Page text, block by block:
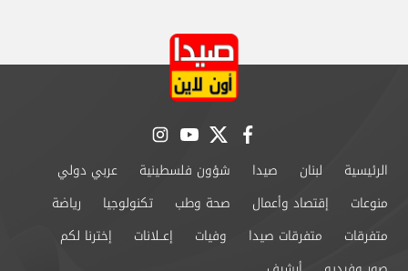
facebook
twitter
youtube
instagram
الرئيسية لبنان صيدا شؤون فلسطينية
عربي دولي
منوعات
إقتصاد وأعمال صحة وطب تكنولوجيا
رياضة
متفرقات
متفرقات صيدا وفيات إعــلانات
إخترنا لكم